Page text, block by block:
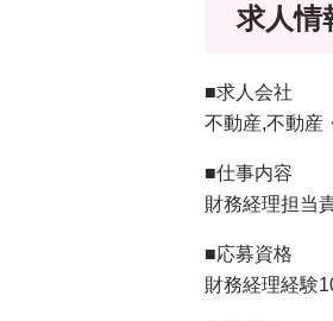
求人情
■求人会社
不動産,不動産
■仕事内容
財務経理担当
■応募資格
財務経理経験